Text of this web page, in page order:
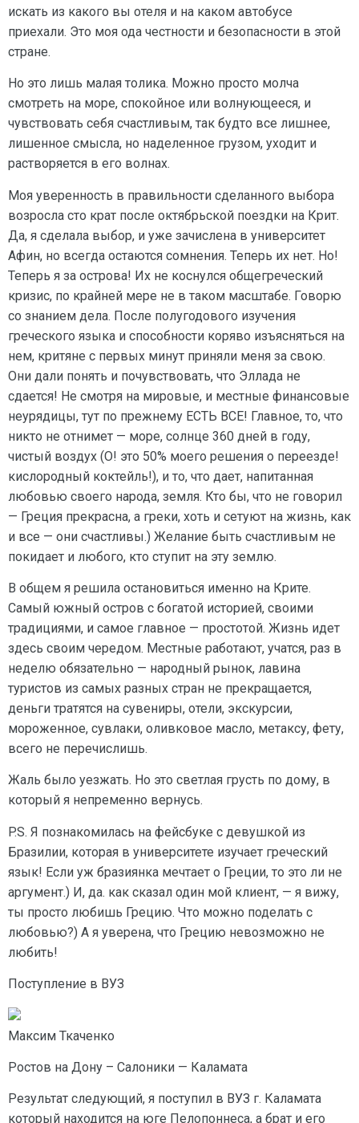
искать из какого вы отеля и на каком автобусе
приехали. Это моя ода честности и безопасности в этой
стране.
Но это лишь малая толика. Можно просто молча
смотреть на море, спокойное или волнующееся, и
чувствовать себя счастливым, так будто все лишнее,
лишенное смысла, но наделенное грузом, уходит и
растворяется в его волнах.
Моя уверенность в правильности сделанного выбора
возросла сто крат после октябрьской поездки на Крит.
Да, я сделала выбор, и уже зачислена в университет
Афин, но всегда остаются сомнения. Теперь их нет. Но!
Теперь я за острова! Их не коснулся общегреческий
кризис, по крайней мере не в таком масштабе. Говорю
со знанием дела. После полугодового изучения
греческого языка и способности коряво изъясняться на
нем, критяне с первых минут приняли меня за свою.
Они дали понять и почувствовать, что Эллада не
сдается! Не смотря на мировые, и местные финансовые
неурядицы, тут по прежнему ЕСТЬ ВСЕ! Главное, то, что
никто не отнимет — море, солнце 360 дней в году,
чистый воздух (О! это 50% моего решения о переезде!
кислородный коктейль!), и то, что дает, напитанная
любовью своего народа, земля. Кто бы, что не говорил
— Греция прекрасна, а греки, хоть и сетуют на жизнь, как
и все — они счастливы.) Желание быть счастливым не
покидает и любого, кто ступит на эту землю.
В общем я решила остановиться именно на Крите.
Самый южный остров с богатой историей, своими
традициями, и самое главное — простотой. Жизнь идет
здесь своим чередом. Местные работают, учатся, раз в
неделю обязательно — народный рынок, лавина
туристов из самых разных стран не прекращается,
деньги тратятся на сувениры, отели, экскурсии,
мороженное, сувлаки, оливковое масло, метаксу, фету,
всего не перечислишь.
Жаль было уезжать. Но это светлая грусть по дому, в
который я непременно вернусь.
P.S. Я познакомилась на фейсбуке с девушкой из
Бразилии, которая в университете изучает греческий
язык! Если уж бразиянка мечтает о Греции, то это ли не
аргумент.) И, да. как сказал один мой клиент, — я вижу,
ты просто любишь Грецию. Что можно поделать с
любовью?) А я уверена, что Грецию невозможно не
любить!
Поступление в ВУЗ
Максим Ткаченко
Ростов на Дону – Салоники — Каламата
Результат следующий, я поступил в ВУЗ г. Каламата
который находится на юге Пелопоннеса, а брат и его